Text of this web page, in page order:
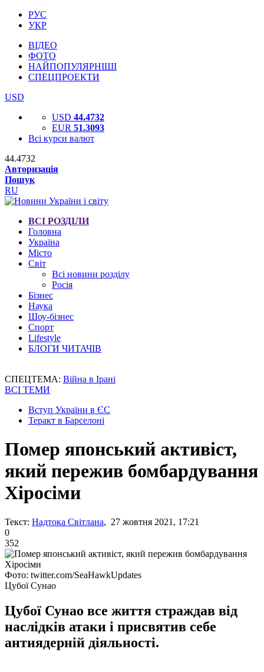
РУС
УКР
ВІДЕО
ФОТО
НАЙПОПУЛЯРНІШІ
СПЕЦПРОЕКТИ
USD
USD 44.4732
EUR 51.3093
Всі курси валют
44.4732
Авторизація
Пошук
RU
ВСІ РОЗДІЛИ
Головна
Україна
Місто
Світ
Всі новини розділу
Росія
Бізнес
Наука
Шоу-бізнес
Спорт
Lifestyle
БЛОГИ ЧИТАЧІВ
СПЕЦТЕМА: Війна в Ірані
ВСІ ТЕМИ
Вступ України в ЄС
Теракт в Барселоні
Помер японський активіст,
який пережив бомбардування
Хіросіми
Текст: Надтока Світлана, 27 жовтня 2021, 17:21
0
352
Фото: twitter.com/SeaHawkUpdates
Цубої Сунао
Цубої Сунао все життя страждав від
наслідків атаки і присвятив себе
антиядерній діяльності.